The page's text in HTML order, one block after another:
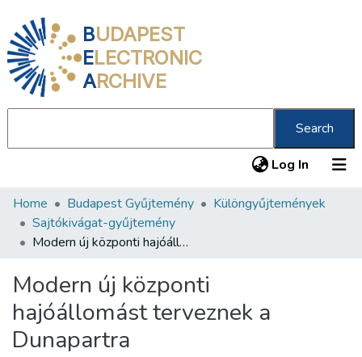
BUDAPEST
ELECTRONIC
ARCHIVE
Search
Log In (current)
Communities & Collections
All of DSpace
About us
Home Budapest Gyűjtemény
Különgyűjtemények
Sajtókivágat-gyűjtemény
Modern új központi hajóállomást terveznek a Dunapartra
Modern új központi
hajóállomást terveznek a
Dunapartra